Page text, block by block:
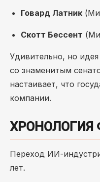
Говард Латник
Скотт Бессент
Удивительно, но
со знаменитым
настаивает, что
компании.
ХРОНОЛОГИЯ
Переход ИИ-
лет.